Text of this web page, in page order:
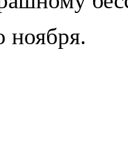
ноября.